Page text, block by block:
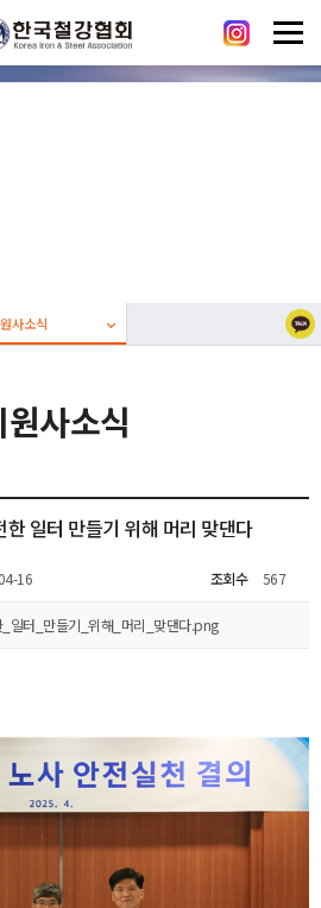
닫기
사소식
원사소식
일터 만들기 위해 머리 맞댄다
16 조회수 567
일터_만들기_위해_머리_맞댄다.png